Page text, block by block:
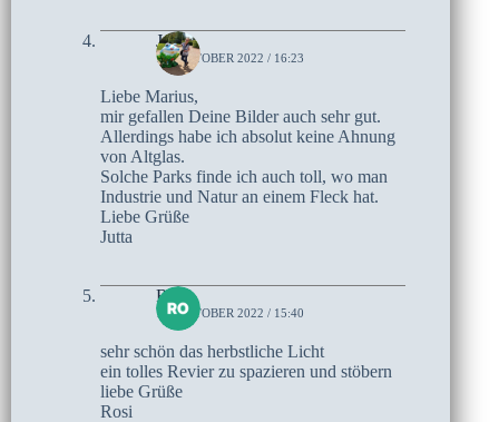
Jutta
13. OKTOBER 2022 / 16:23
Liebe Marius,
mir gefallen Deine Bilder auch sehr gut.
Allerdings habe ich absolut keine Ahnung
von Altglas.
Solche Parks finde ich auch toll, wo man
Industrie und Natur an einem Fleck hat.
Liebe Grüße
Jutta
Rosi
13. OKTOBER 2022 / 15:40
sehr schön das herbstliche Licht
ein tolles Revier zu spazieren und stöbern
liebe Grüße
Rosi